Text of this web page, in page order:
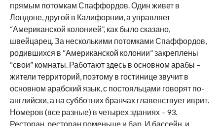
прямым потомкам Спаффордов. Один живет в
Лондоне, другой в Калифорнии, а управляет
“Американской колонией”, как было сказано,
швейцарец. За несколькими потомками Спаффордов,
родившихся в “Американской колонии” закреплены
“свои” комнаты. Работают здесь в основном арабы –
жители территорий, поэтому в гостинице звучит в
основном арабский язык, с постояльцами говорят по-
английски, а на субботних бранчах главенствует иврит.
Номеров (все разные) в четырех зданиях – 93.
Ресторан, ресторан поменьше и бар. И бассейн, и